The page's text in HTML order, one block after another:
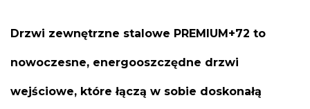
Drzwi zewnętrzne stalowe PREMIUM+72 to
nowoczesne, energooszczędne drzwi
wejściowe, które łączą w sobie doskonałą